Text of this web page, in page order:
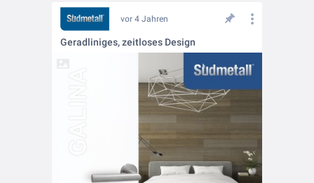
vor 4 Jahren
Geradliniges, zeitloses Design